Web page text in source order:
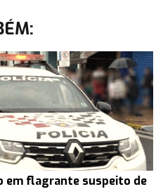
em flagrante suspeito de